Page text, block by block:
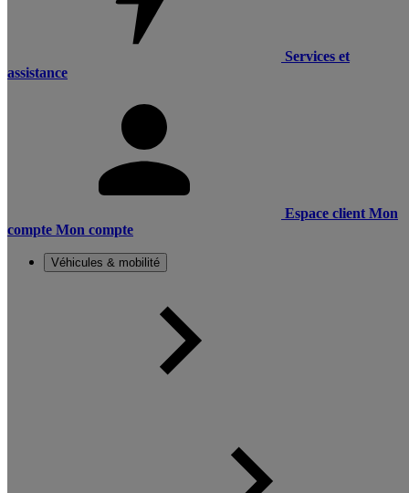
Services et
assistance
Espace client Mon
compte Mon compte
Véhicules & mobilité